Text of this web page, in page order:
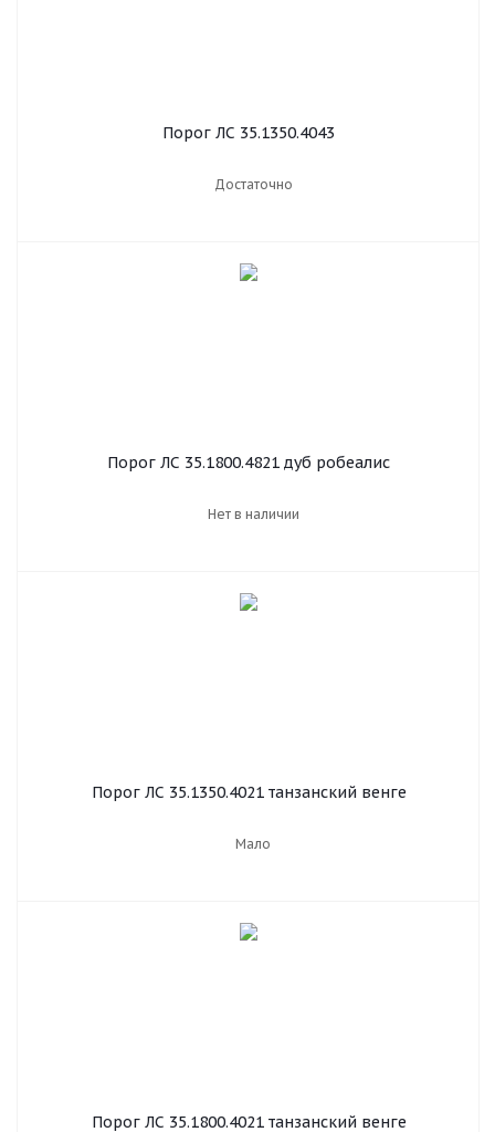
Порог ЛС 35.1350.4043
Достаточно
Порог ЛС 35.1800.4821 дуб робеалис
Нет в наличии
Порог ЛС 35.1350.4021 танзанский венге
Мало
Порог ЛС 35.1800.4021 танзанский венге